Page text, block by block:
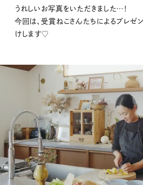
うれしいお写真をいただきました…！
今回は、受賞ねこさんたちによるプレゼ
けします♡